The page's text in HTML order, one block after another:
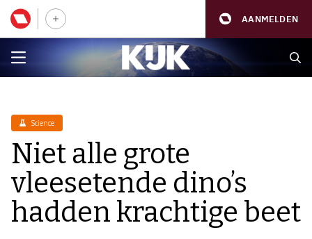
AANMELDEN
Science
Niet alle grote
vleesetende dino’s
hadden krachtige beet